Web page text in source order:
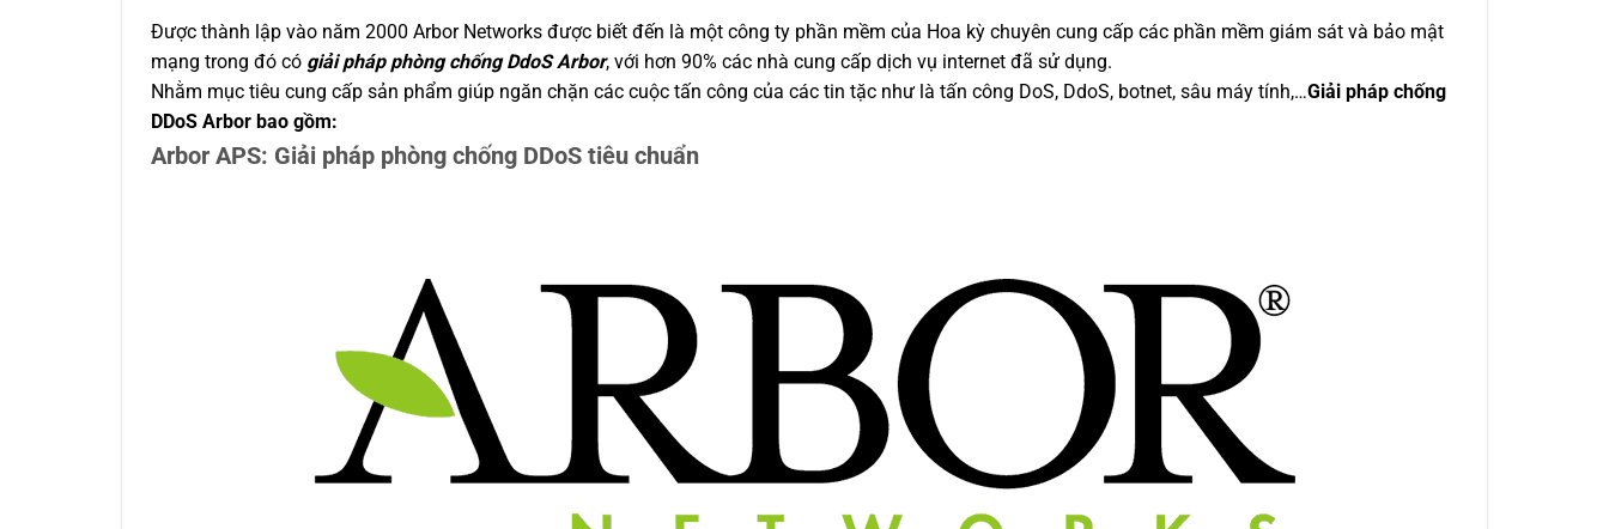
Được thành lập vào năm 2000 Arbor Networks được biết đến là một công ty phần mềm của Hoa kỳ chuyên cung cấp các phần mềm giám sát và bảo mật
mạng trong đó có giải pháp phòng chống DdoS Arbor, với hơn 90% các nhà cung cấp dịch vụ internet đã sử dụng.
Nhằm mục tiêu cung cấp sản phẩm giúp ngăn chặn các cuộc tấn công của các tin tặc như là tấn công DoS, DdoS, botnet, sâu máy tính,…Giải pháp chống
DDoS Arbor bao gồm:
Arbor APS: Giải pháp phòng chống DDoS tiêu chuẩn